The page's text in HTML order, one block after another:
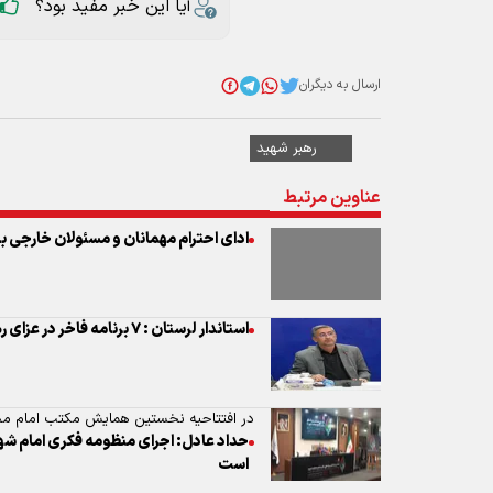
آیا این خبر مفید بود؟
ارسال به دیگران
رهبر شهید
عناوین مرتبط
ادای احترام مهمانان و مسئولان خارجی
استاندار لرستان : ۷ برنامه فاخر در عزای رهبر شهید انقلاب برگزار می‌شود
در افتتاحیه نخستین همایش مکتب امام
حداد عادل: اجرای منظومه فکری امام
است